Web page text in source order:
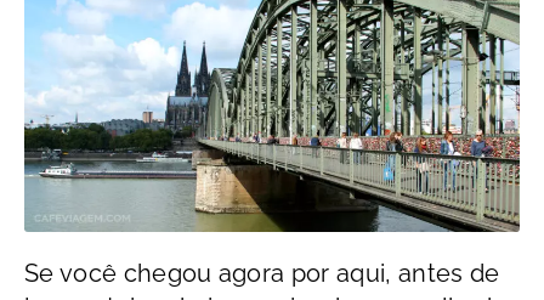
Se você chegou agora por aqui, antes de